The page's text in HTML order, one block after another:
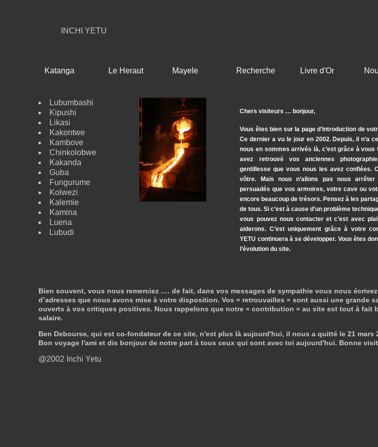
INCHI YETU
Katanga Le Heraut Mayele Recherche Livre d'Or
Lubumbashi
Kipushi
Likasi
Kakontwe
Kambove
Chinkolobwe
Kakanda
Guba
Fungurume
Kolwezi
Kalemie
Kamina
Luena
Lubudi
Chers visiteurs … bonjour,
Vous êtes bien sur la page d’introduction de
Ce dernier a vu le jour en 2002. Depuis, il n’a
nous en sommes arrivés là, c’est grâce à vous
avez retrouvé vos anciennes
gentillesse que vous nous les avez confiées.
vôtre. Mais nous n’allons pas nous
persuadés que vos armoires, votre cave ou
encore beaucoup de trésors. Pensez à les
de tous. Si c’est à cause d’un problème
vous pouvez nous contacter et c’est avec
aiderons. C’est uniquement grâce à votre
YETU continuera à se développer. Vous êtes
l’évolution du site.
Bien souvent, vous nous remerciez …. de fait, dans vos messages de sympathie vous nous
d’adresses que nous avons mise à votre disposition. Vos « retrouvailles » sont aussi une grande
ouverts à vos critiques positives. Nous rappelons que notre « contribution » au site est tout à fait
salaire.
Ben Debourse, qui est co-fondateur de ce site, n'est plus là aujourd'hui, il nous a quitté le 21
Bon voyage l'ami et dis bonjour de notre part à tous ceux qui sont avec toi aujourd'hui. Bonne
@2002 Inchi Yetu